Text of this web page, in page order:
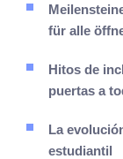
für alle
Hitos de
puertas a
La
estudiantil